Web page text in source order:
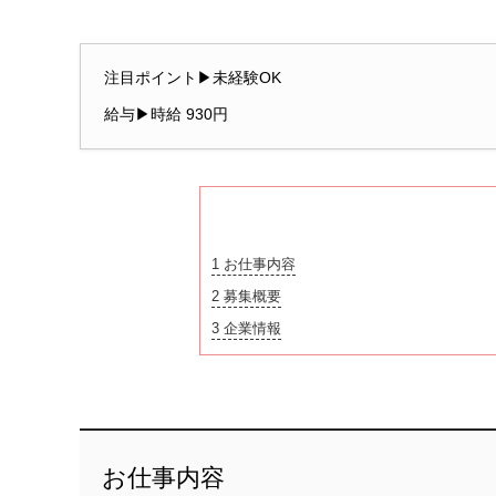
注目ポイント▶未経験OK
給与▶時給 930円
1 お仕事内容
2募集概要
3企業情報
お仕事内容